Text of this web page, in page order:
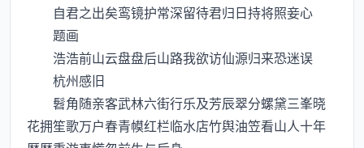
自君之出矣鸾镜护常深留待君归日持将照妾心
题画
浩浩前山云盘盘后山路我欲访仙源归来恐迷误
杭州感旧
髫角随亲客武林六街行乐及芳辰翠分螺黛三峯晓
花拥笙歌万户春青幙红栏临水店竹舆油笠看山人十年